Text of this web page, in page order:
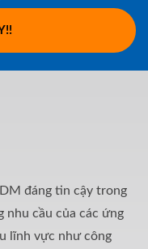
đáng tin cậy trong
nhu cầu của các ứng
lĩnh vực như công